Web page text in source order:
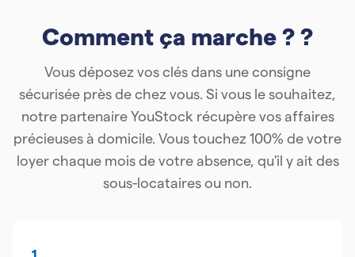
Comment ça marche ? ?
Vous déposez vos clés dans une consigne
sécurisée près de chez vous. Si vous le souhaitez,
notre partenaire YouStock récupère vos affaires
précieuses à domicile. Vous touchez 100% de votre
loyer chaque mois de votre absence, qu'il y ait des
sous-locataires ou non.